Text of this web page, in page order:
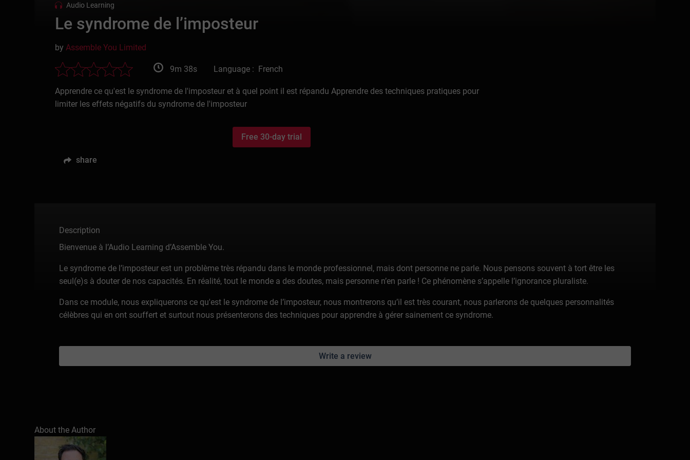
Audio Learning
Le syndrome de l’imposteur
byAssemble You Limited
9m 38s Language : French
Apprendre ce qu'est le syndrome de l'imposteur et à quel point il est répandu Apprendre des techniques pratiques pour
limiter les effets négatifs du syndrome de l'imposteur
Free 30-day trial
share
Description
Bienvenue à l’Audio Learning d’Assemble You.
Le syndrome de l’imposteur est un problème très répandu dans le monde professionnel, mais dont personne ne parle. Nous pensons souvent à tort être les
seul(e)s à douter de nos capacités. En réalité, tout le monde a des doutes, mais personne n’en parle ! Ce phénomène s’appelle l’ignorance pluraliste.
Dans ce module, nous expliquerons ce qu'est le syndrome de l’imposteur, nous montrerons qu’il est très courant, nous parlerons de quelques personnalités
célèbres qui en ont souffert et surtout nous présenterons des techniques pour apprendre à gérer sainement ce syndrome.
Write a review
About the Author